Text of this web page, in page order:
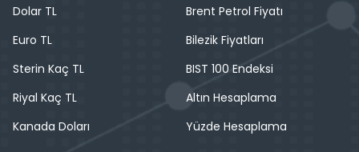
Dolar TL
Euro TL
Sterin Kaç TL
Riyal Kaç TL
Kanada Doları
Brent Petrol Fiyatı
Bilezik Fiyatları
BIST 100 Endeksi
Altın Hesaplama
Yüzde Hesaplama